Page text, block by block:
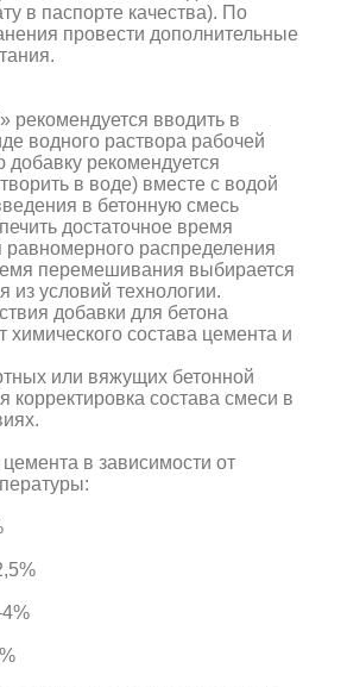
в паспорте качества). По
провести дополнительные
рекомендуется вводить в
водного раствора рабочей
добавку рекомендуется
в воде) вместе с водой
в бетонную смесь
достаточное время
распределения
перемешивания выбирается
из условий технологии.
добавки для бетона
химического состава цемента и
или вяжущих бетонной
корректировка состава смеси в
в зависимости от